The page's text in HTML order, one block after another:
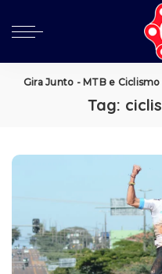
Gira Junto - MTB e Ciclismo
Tag: